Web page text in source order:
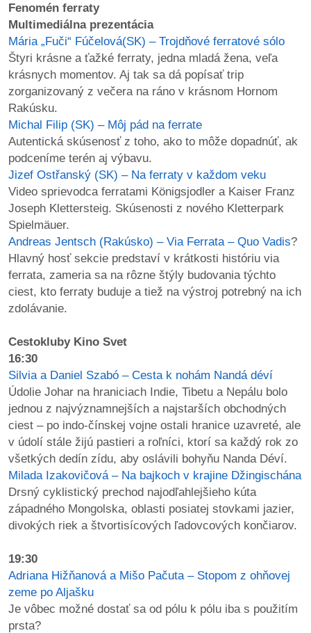
Fenomén ferraty
Multimediálna prezentácia
Mária „Fuči“ Fúčelová(SK) – Trojdňové ferratové sólo
Štyri krásne a ťažké ferraty, jedna mladá žena, veľa
krásnych momentov. Aj tak sa dá popísať trip
zorganizovaný z večera na ráno v krásnom Hornom
Rakúsku.
Michal Filip (SK) – Môj pád na ferrate
Autentická skúsenosť z toho, ako to môže dopadnúť, ak
podceníme terén aj výbavu.
Jizef Ostřanský (SK) – Na ferraty v každom veku
Video sprievodca ferratami Königsjodler a Kaiser Franz
Joseph Klettersteig. Skúsenosti z nového Kletterpark
Spielmäuer.
Andreas Jentsch (Rakúsko) – Via Ferrata – Quo Vadis?
Hlavný hosť sekcie predstaví v krátkosti históriu via
ferrata, zameria sa na rôzne štýly budovania týchto
ciest, kto ferraty buduje a tiež na výstroj potrebný na ich
zdolávanie.
Cestokluby Kino Svet
16:30
Silvia a Daniel Szabó – Cesta k nohám Nandá déví
Údolie Johar na hraniciach Indie, Tibetu a Nepálu bolo
jednou z najvýznamnejších a najstarších obchodných
ciest – po indo-čínskej vojne ostali hranice uzavreté, ale
v údolí stále žijú pastieri a roľníci, ktorí sa každý rok zo
všetkých dedín zídu, aby oslávili bohyňu Nanda Déví.
Milada Izakovičová – Na bajkoch v krajine Džingischána
Drsný cyklistický prechod najodľahlejšieho kúta
západného Mongolska, oblasti posiatej stovkami jazier,
divokých riek a štvortisícových ľadovcových končiarov.
19:30
Adriana Hižňanová a Mišo Pačuta – Stopom z ohňovej
zeme po Aljašku
Je vôbec možné dostať sa od pólu k pólu iba s použitím
prsta?